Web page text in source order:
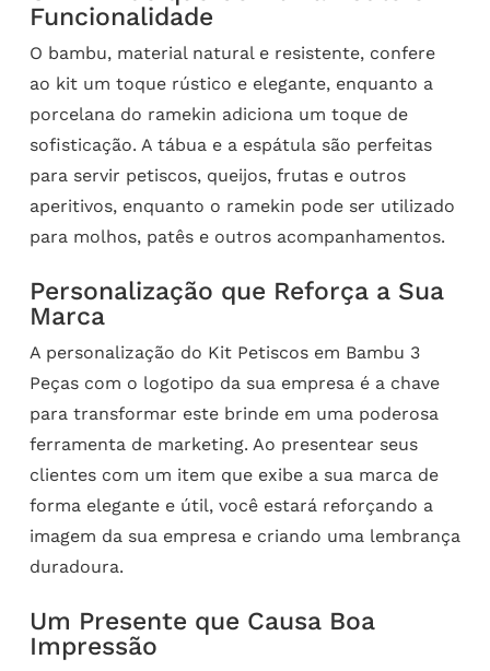
Funcionalidade
O bambu, material natural e resistente, confere
ao kit um toque rústico e elegante, enquanto a
porcelana do ramekin adiciona um toque de
sofisticação. A tábua e a espátula são perfeitas
para servir petiscos, queijos, frutas e outros
aperitivos, enquanto o ramekin pode ser utilizado
para molhos, patês e outros acompanhamentos.
Personalização que Reforça a Sua
Marca
A personalização do Kit Petiscos em Bambu 3
Peças com o logotipo da sua empresa é a chave
para transformar este brinde em uma poderosa
ferramenta de marketing. Ao presentear seus
clientes com um item que exibe a sua marca de
forma elegante e útil, você estará reforçando a
imagem da sua empresa e criando uma lembrança
duradoura.
Um Presente que Causa Boa
Impressão